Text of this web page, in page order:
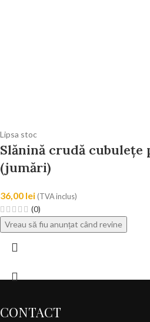
Lipsa stoc
Slănină crudă
(jumări)
36,00 lei (TVA inclus)
(0)
CONTACT